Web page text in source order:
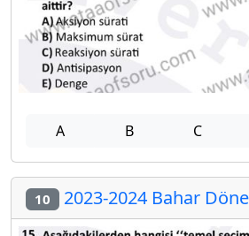
A B C
10 2023-2024 Bahar